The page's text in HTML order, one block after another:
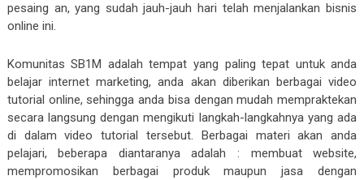
pesaing an, yang sudah jauh-jauh hari telah menjalankan bisnis
online ini.
Komunitas SB1M adalah tempat yang paling tepat untuk anda
belajar internet marketing, anda akan diberikan berbagai video
tutorial online, sehingga anda bisa dengan mudah mempraktekan
secara langsung dengan mengikuti langkah-langkahnya yang ada
di dalam video tutorial tersebut. Berbagai materi akan anda
pelajari, beberapa diantaranya adalah : membuat website,
mempromosikan berbagai produk maupun jasa dengan